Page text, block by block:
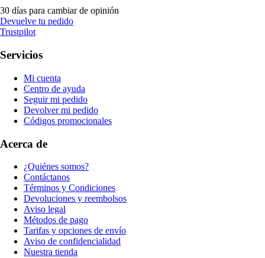
30 días para cambiar de opinión
Devuelve tu pedido
Trustpilot
Servicios
Mi cuenta
Centro de ayuda
Seguir mi pedido
Devolver mi pedido
Códigos promocionales
Acerca de
¿Quiénes somos?
Contáctanos
Términos y Condiciones
Devoluciones y reembolsos
Aviso legal
Métodos de pago
Tarifas y opciones de envío
Aviso de confidencialidad
Nuestra tienda